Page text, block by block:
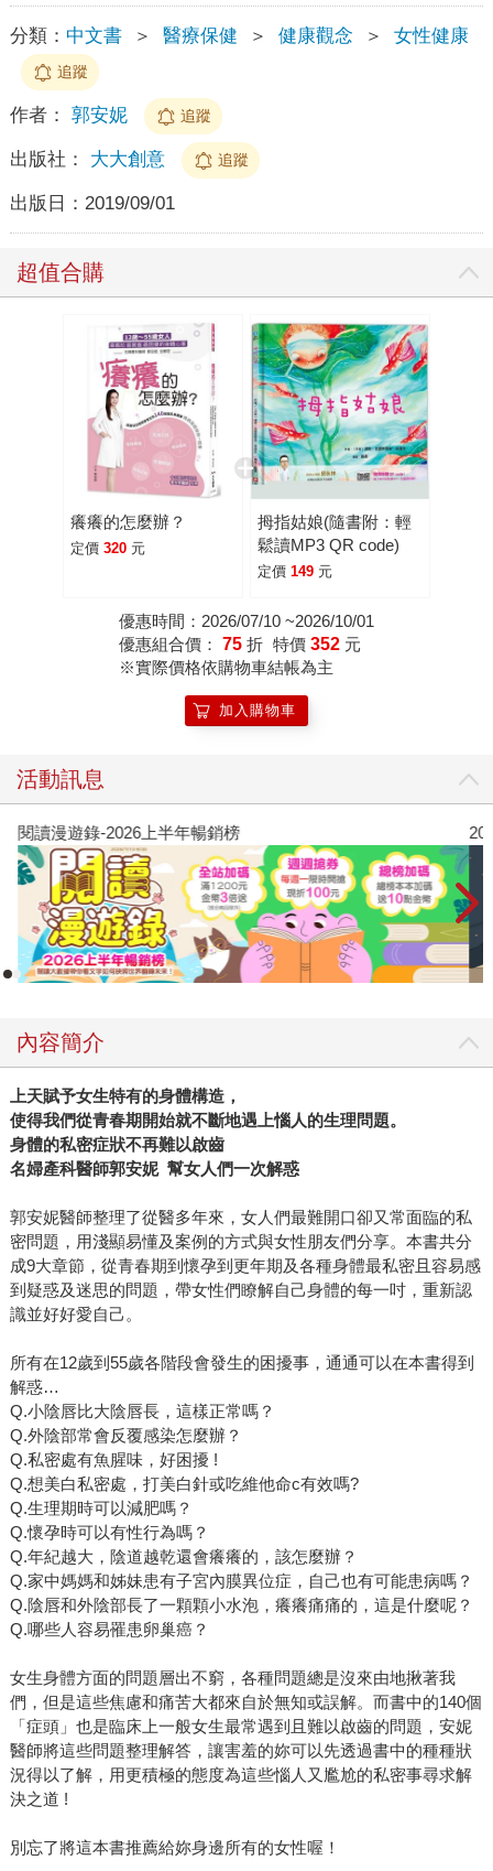
分類： 中文書 ＞ 醫療保健 ＞ 健康觀念 ＞ 女性健康
追蹤
作者： 郭安妮 追蹤
出版社： 大大創意 追蹤
出版日： 2019/09/01
超值合購
癢癢的怎麼辦？
定價 320 元
拇指姑娘(隨書附：輕
鬆讀MP3 QR code)
定價 149 元
優惠時間：2026/07/10 ~2026/10/01
優惠組合價： 75 折 特價 352 元
※實際價格依購物車結帳為主
加入購物車
活動訊息
閱讀漫遊錄-2026上半年暢銷榜
內容簡介
上天賦予女生特有的身體構造，
使得我們從青春期開始就不斷地遇上惱人的生理問題。
身體的私密症狀不再難以啟齒
名婦產科醫師郭安妮 幫女人們一次解惑
郭安妮醫師整理了從醫多年來，女人們最難開口卻又常面臨的私
密問題，用淺顯易懂及案例的方式與女性朋友們分享。本書共分
成9大章節，從青春期到懷孕到更年期及各種身體最私密且容易感
到疑惑及迷思的問題，帶女性們瞭解自己身體的每一吋，重新認
識並好好愛自己。
所有在12歲到55歲各階段會發生的困擾事，通通可以在本書得到
解惑…
Q.小陰唇比大陰唇長，這樣正常嗎？
Q.外陰部常會反覆感染怎麼辦？
Q.私密處有魚腥味，好困擾 !
Q.想美白私密處，打美白針或吃維他命c有效嗎?
Q.生理期時可以減肥嗎？
Q.懷孕時可以有性行為嗎？
Q.年紀越大，陰道越乾還會癢癢的，該怎麼辦？
Q.家中媽媽和姊妹患有子宮內膜異位症，自己也有可能患病嗎？
Q.陰唇和外陰部長了一顆顆小水泡，癢癢痛痛的，這是什麼呢？
Q.哪些人容易罹患卵巢癌？
女生身體方面的問題層出不窮，各種問題總是沒來由地揪著我
們，但是這些焦慮和痛苦大都來自於無知或誤解。而書中的140個
「症頭」也是臨床上一般女生最常遇到且難以啟齒的問題，安妮
醫師將這些問題整理解答，讓害羞的妳可以先透過書中的種種狀
況得以了解，用更積極的態度為這些惱人又尷尬的私密事尋求解
決之道 !
別忘了將這本書推薦給妳身邊所有的女性喔！